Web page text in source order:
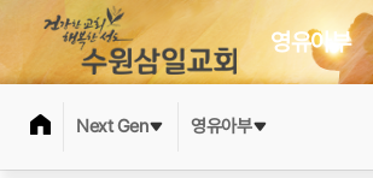
영유아부
Next Gen 영유아부